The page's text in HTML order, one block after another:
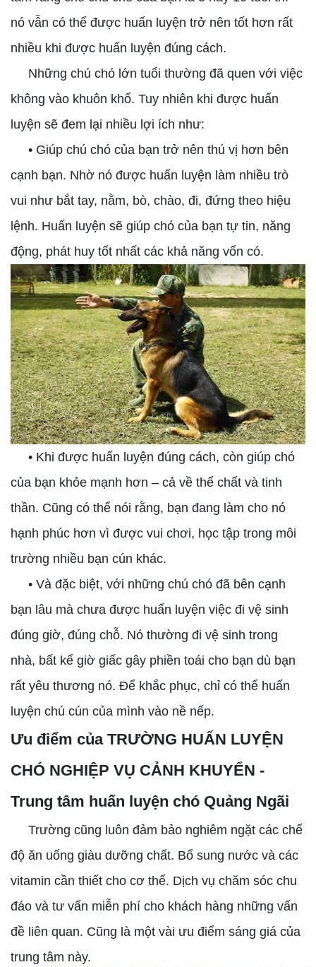
nó vẫn có thể được huấn luyện trở nên tốt hơn rất
nhiều khi được huấn luyện đúng cách.
Những chú chó lớn tuổi thường đã quen với việc
không vào khuôn khổ. Tuy nhiên khi được huấn
luyện sẽ đem lại nhiều lợi ích như:
• Giúp chú chó của bạn trở nên thú vị hơn bên
cạnh bạn. Nhờ nó được huấn luyện làm nhiều trò
vui như bắt tay, nằm, bò, chào, đi, đứng theo hiệu
lệnh. Huấn luyện sẽ giúp chó của bạn tự tin, năng
động, phát huy tốt nhất các khả năng vốn có.
• Khi được huấn luyện đúng cách, còn giúp chó
của bạn khỏe mạnh hơn – cả về thể chất và tinh
thần. Cũng có thể nói rằng, bạn đang làm cho nó
hạnh phúc hơn vì được vui chơi, học tập trong môi
trường nhiều bạn cún khác.
• Và đặc biệt, với những chú chó đã bên cạnh
bạn lâu mà chưa được huấn luyện việc đi vệ sinh
đúng giờ, đúng chỗ. Nó thường đi vệ sinh trong
nhà, bất kể giờ giấc gây phiền toái cho bạn dù bạn
rất yêu thương nó. Để khắc phục, chỉ có thể huấn
luyện chú cún của mình vào nề nếp.
Ưu điểm của TRƯỜNG HUẤN LUYỆN
CHÓ NGHIỆP VỤ CẢNH KHUYỂN -
Trung tâm huấn luyện chó Quảng Ngãi
Trường cũng luôn đảm bảo nghiêm ngặt các chế
độ ăn uống giàu dưỡng chất. Bổ sung nước và các
vitamin cần thiết cho cơ thể. Dịch vụ chăm sóc chu
đáo và tư vấn miễn phí cho khách hàng những vấn
đề liên quan. Cũng là một vài ưu điểm sáng giá của
trung tâm này.